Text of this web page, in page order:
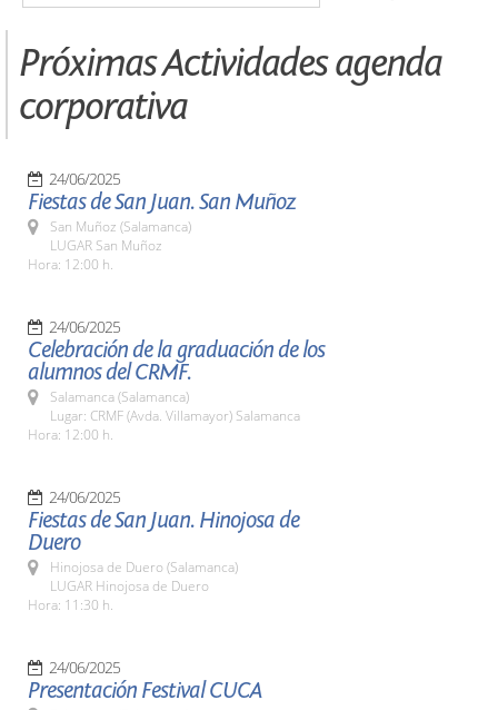
Próximas Actividades agenda
corporativa
24/06/2025
Fiestas de San Juan. San Muñoz
San Muñoz (Salamanca)
LUGAR San Muñoz
Hora: 12:00 h.
24/06/2025
Celebración de la graduación de los
alumnos del CRMF.
Salamanca (Salamanca)
Lugar: CRMF (Avda. Villamayor) Salamanca
Hora: 12:00 h.
24/06/2025
Fiestas de San Juan. Hinojosa de
Duero
Hinojosa de Duero (Salamanca)
LUGAR Hinojosa de Duero
Hora: 11:30 h.
24/06/2025
Presentación Festival CUCA